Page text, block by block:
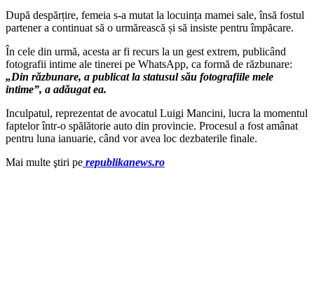
După despărțire, femeia s-a mutat la locuința mamei sale, însă fostul
partener a continuat să o urmărească și să insiste pentru împăcare.
În cele din urmă, acesta ar fi recurs la un gest extrem, publicând
fotografii intime ale tinerei pe WhatsApp, ca formă de răzbunare:
„Din răzbunare, a publicat la statusul său fotografiile mele
intime”, a adăugat ea.
Inculpatul, reprezentat de avocatul Luigi Mancini, lucra la momentul
faptelor într-o spălătorie auto din provincie. Procesul a fost amânat
pentru luna ianuarie, când vor avea loc dezbaterile finale.
Mai multe ştiri pe republikanews.ro